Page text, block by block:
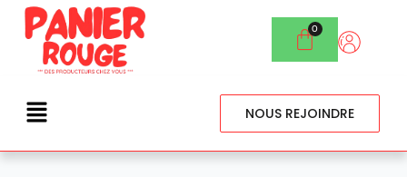
NOUS REJOINDRE